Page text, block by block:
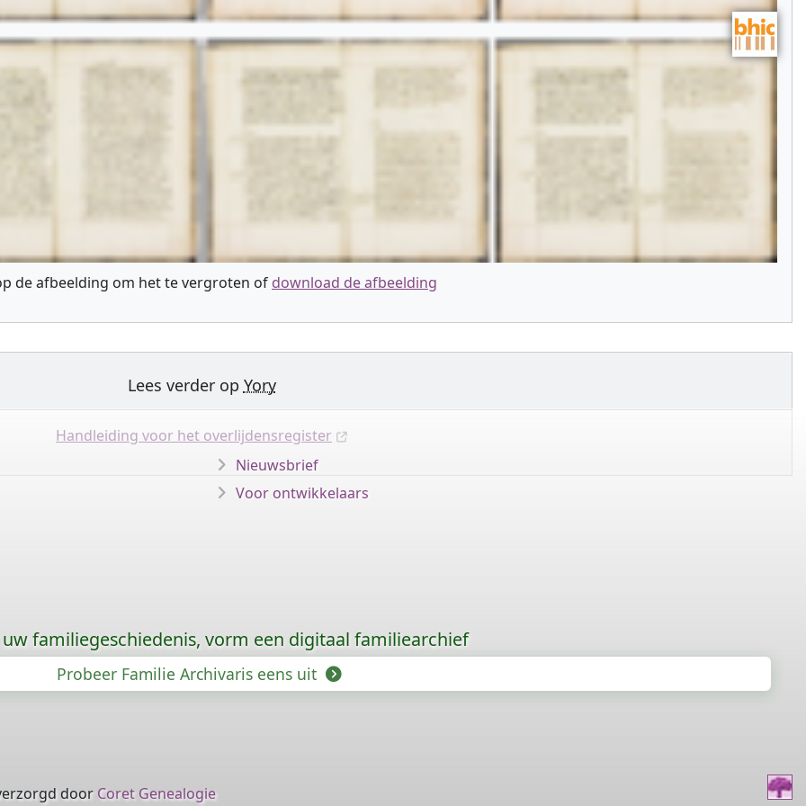
de afbeelding om het te vergroten of download de afbeelding
Lees verder op Yory
Handleiding voor het overlijdensregister
Nieuwsbrief
Voor ontwikkelaars
familiegeschiedenis, vorm een digitaal familiearchief
Probeer Familie Archivaris eens uit
door Coret Genealogie